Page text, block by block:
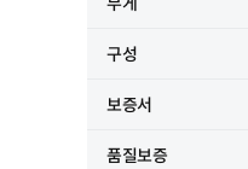
구성
보증서
품질보증